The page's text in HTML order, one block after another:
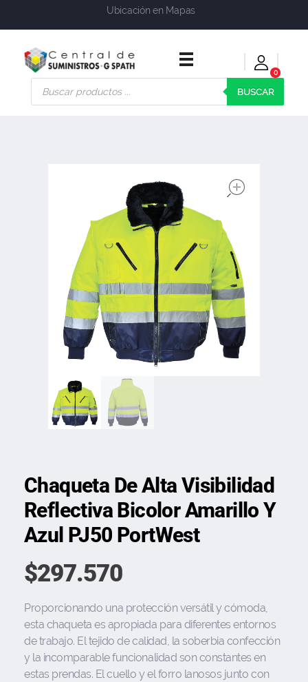
Ubicación en Mapas
Central de Suministros Gspath
Suministros y soluciones integrales para su empresa o negocio
0
BUSCAR
Chaqueta De Alta Visibilidad
Reflectiva Bicolor Amarillo Y
Azul PJ50 PortWest
$297.570
Proporcionando una protección versátil y cómoda,
esta chaqueta es apropiada para diferentes entornos
de trabajo. El tejido de calidad, la soberbia confección
y la incomparable funcionalidad son constantes en
estas prendas. El cuello y el forro lanosos junto con